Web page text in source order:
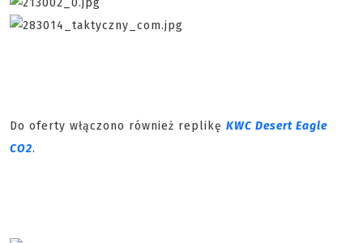
Do oferty włączono również replikę KWC Desert Eagle
CO2.